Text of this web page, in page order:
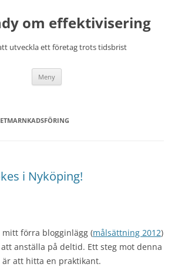
om effektivisering
utveckla ett företag trots tidsbrist
Meny
i Nyköping!
mitt förra blogginlägg (målsättning 2012)
anställa på deltid. Ett steg mot denna
att hitta en praktikant.